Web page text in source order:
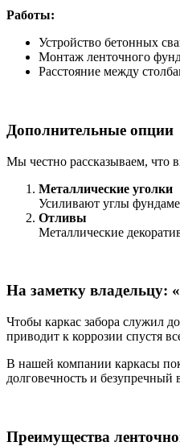
Работы:
Устройство бетонных
Монтаж ленточного
Расстояние между
Дополнительные опции
Мы честно рассказываем, что
Металлические уголки
Усиливают углы
Отливы
Металлические
На заметку владельцу:
Чтобы каркас забора служил
приводит к коррозии спустя
В нашей компании каркасы
долговечность и
Преимущества